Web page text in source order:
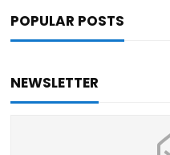
POPULAR POSTS
NEWSLETTER